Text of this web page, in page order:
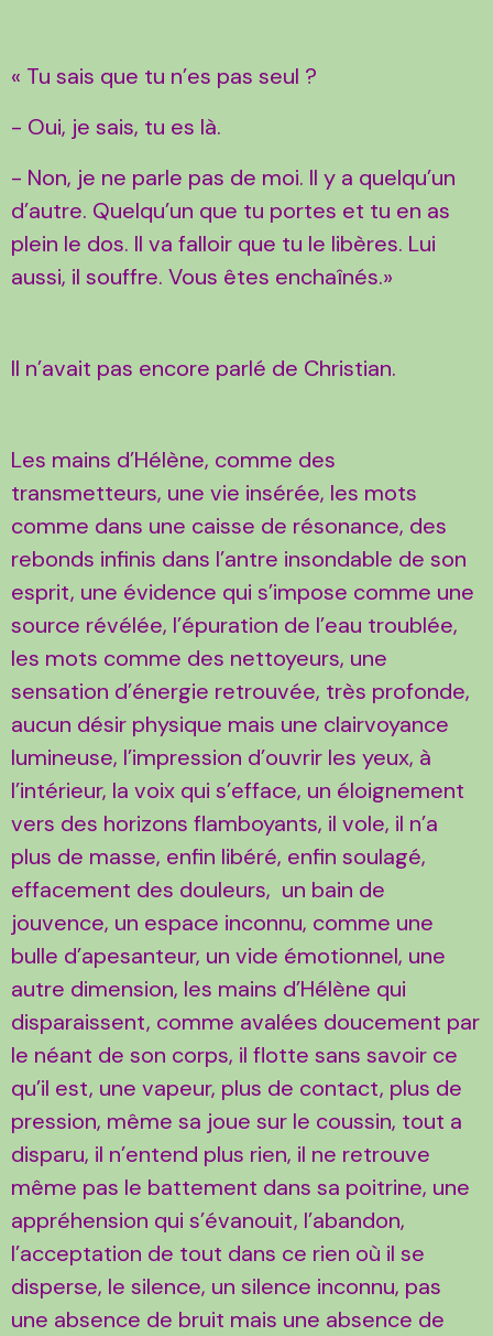
« Tu sais que tu n’es pas seul ?
- Oui, je sais, tu es là.
- Non, je ne parle pas de moi. Il y a quelqu’un
d’autre. Quelqu’un que tu portes et tu en as
plein le dos. Il va falloir que tu le libères. Lui
aussi, il souffre. Vous êtes enchaînés.»
Il n’avait pas encore parlé de Christian.
Les mains d’Hélène, comme des
transmetteurs, une vie insérée, les mots
comme dans une caisse de résonance, des
rebonds infinis dans l’antre insondable de son
esprit, une évidence qui s’impose comme une
source révélée, l’épuration de l’eau troublée,
les mots comme des nettoyeurs, une
sensation d’énergie retrouvée, très profonde,
aucun désir physique mais une clairvoyance
lumineuse, l’impression d’ouvrir les yeux, à
l’intérieur, la voix qui s’efface, un éloignement
vers des horizons flamboyants, il vole, il n’a
plus de masse, enfin libéré, enfin soulagé,
effacement des douleurs, un bain de
jouvence, un espace inconnu, comme une
bulle d’apesanteur, un vide émotionnel, une
autre dimension, les mains d’Hélène qui
disparaissent, comme avalées doucement par
le néant de son corps, il flotte sans savoir ce
qu’il est, une vapeur, plus de contact, plus de
pression, même sa joue sur le coussin, tout a
disparu, il n’entend plus rien, il ne retrouve
même pas le battement dans sa poitrine, une
appréhension qui s’évanouit, l’abandon,
l’acceptation de tout dans ce rien où il se
disperse, le silence, un silence inconnu, pas
une absence de bruit mais une absence de